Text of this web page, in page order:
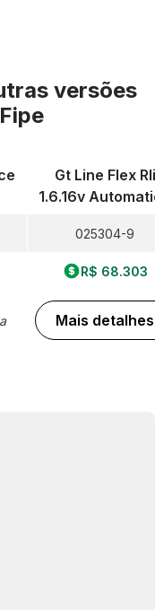
versões
Gt Line Flex Rli
1.6.16v
025304-9
R$ 68.303
Mais detalhes